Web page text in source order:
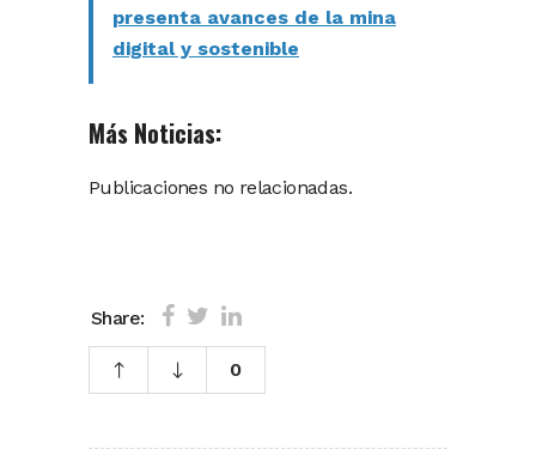
presenta avances de la mina
digital y sostenible
Más Noticias:
Publicaciones no relacionadas.
Share:
0